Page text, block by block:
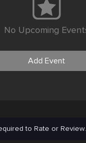
No Upcoming
Add Event
to Rate or Review.